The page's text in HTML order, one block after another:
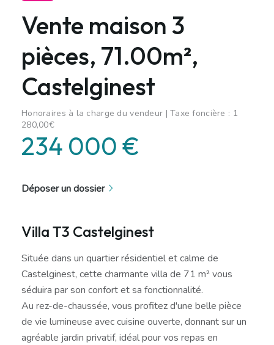
Vente maison 3
pièces, 71.00m²,
Castelginest
Honoraires à la charge du vendeur | Taxe foncière : 1
280,00€
234 000 €
Déposer un dossier
Villa T3 Castelginest
Située dans un quartier résidentiel et calme de
Castelginest, cette charmante villa de 71 m² vous
séduira par son confort et sa fonctionnalité.
Au rez-de-chaussée, vous profitez d'une belle pièce
de vie lumineuse avec cuisine ouverte, donnant sur un
agréable jardin privatif, idéal pour vos repas en